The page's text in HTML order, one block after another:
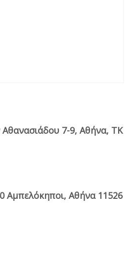
7-9, Αθήνα, ΤΚ
Αμπελόκηποι, Αθήνα 11526